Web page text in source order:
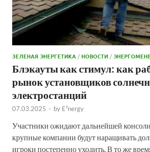
ЗЕЛЕНАЯ ЭНЕРГЕТИКА /НОВОСТИ /
Блэкауты как стимул: как
рынок установщиков
электростанций
07.03.2025 - by E²nergy
Участники ожидают дальнейшей
крупные компании будут наращивать
игроки постепенно уходить. В то же